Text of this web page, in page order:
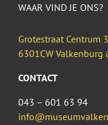
WAAR VIND JE ONS?
Grotestraat Centrum
6301CW Valkenburg
CONTACT
043 – 601 63 94